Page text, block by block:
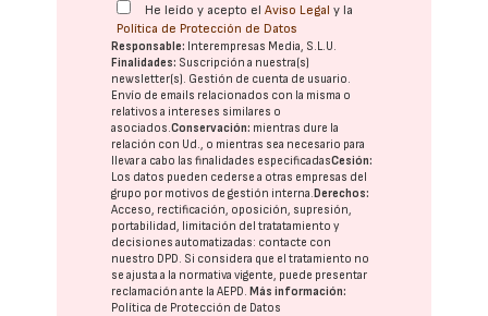
He leído y acepto elAviso Legal y la
Política de Protección de Datos
Responsable: Interempresas Media, S.L.U.
Finalidades: Suscripción a nuestra(s)
newsletter(s). Gestión de cuenta de usuario.
Envío de emails relacionados con la misma o
relativos a intereses similares o
asociados.Conservación: mientras dure la
relación con Ud., o mientras sea necesario para
llevar a cabo las finalidades especificadasCesión:
Los datos pueden cederse a otras empresas del
grupo por motivos de gestión interna.Derechos:
Acceso, rectificación, oposición, supresión,
portabilidad, limitación del tratatamiento y
decisiones automatizadas: contacte con
nuestro DPD. Si considera que el tratamiento no
se ajusta a la normativa vigente, puede presentar
reclamación ante laAEPD.Más información:
Política de Protección de Datos